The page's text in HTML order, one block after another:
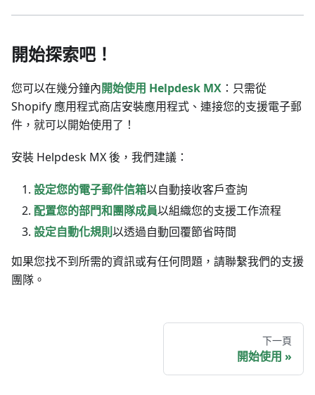
開始探索吧！
您可以在幾分鐘內開始使用 Helpdesk MX ：只需從
Shopify 應用程式商店安裝應用程式、連接您的支援電子郵
件，就可以開始使用了！
安裝 Helpdesk MX 後，我們建議：
設定您的電子郵件信箱以自動接收客戶查詢
配置您的部門和團隊成員以組織您的支援工作流程
設定自動化規則以透過自動回覆節省時間
如果您找不到所需的資訊或有任何問題，請聯繫我們的支援
團隊。
下一頁
開始使用